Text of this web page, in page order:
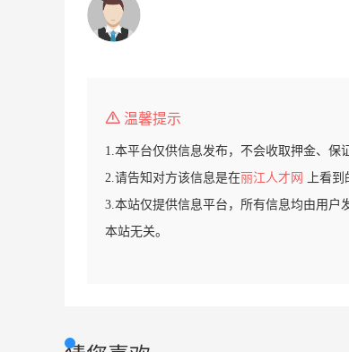
温馨提示
1.本平台仅供信息发布，不会收取押金、保
2.请告知对方该信息是在丽江人才网
上看到
3.本站仅提供信息平台，所有信息均由用户
本站无关。